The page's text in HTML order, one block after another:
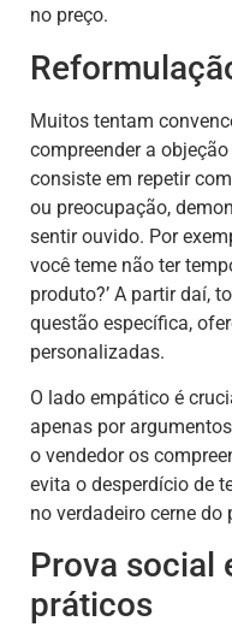
no preço.
Muitos tentam
compreender a
consiste em repetir
ou preocupação,
sentir ouvido. Por
você teme não ter
produto?’ A partir daí,
questão específica,
personalizadas.
O lado empático é
apenas por
o vendedor os
evita o desperdício de
no verdadeiro cerne do
Prova social
práticos